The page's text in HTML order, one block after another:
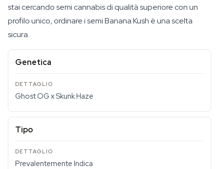
stai cercando semi cannabis di qualità superiore con un
profilo unico, ordinare i semi Banana Kush è una scelta
sicura.
Genetica
Ghost OG x Skunk Haze
Tipo
Prevalentemente Indica